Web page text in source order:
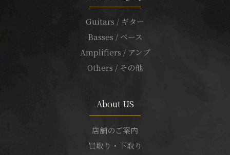
Guitars / ギター
Basses / ベース
Amplifiers / アンプ
Others / その他
About US
店舗のご案内
買取り・下取り